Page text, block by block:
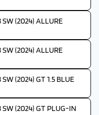
(2024) ALLURE
(2024) ALLURE
(2024) GT 1.5 BLUE
SW (2024) GT PLUG-IN